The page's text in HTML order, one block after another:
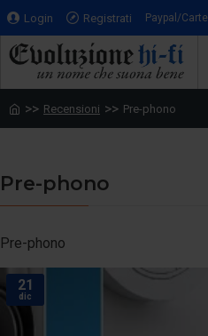
Login Registrati Paypal/Carte
Recensioni Pre-phono
Pre-phono
Pre-phono
21
dic